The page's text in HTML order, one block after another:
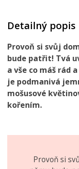
Detailný popis
Provoň si svůj
bude patřit! Tvá
a vše co máš rád
je podmanivá
mošusové
kořením.
Provoň si